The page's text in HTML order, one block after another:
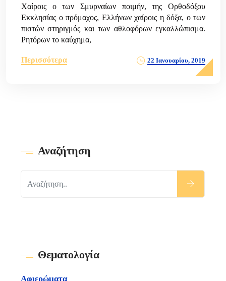
Χαίροις ο των Σμυρναίων ποιμήν, της Ορθοδόξου
Εκκλησίας ο πρόμαχος, Ελλήνων χαίροις η δόξα, ο των
πιστών στηριγμός και των αθλοφόρων εγκαλλώπισμα.
Ρητόρων το καύχημα,
Περισσότερα 22 Ιανουαρίου, 2019
Αναζήτηση
Θεματολογία
Αφιερώματα